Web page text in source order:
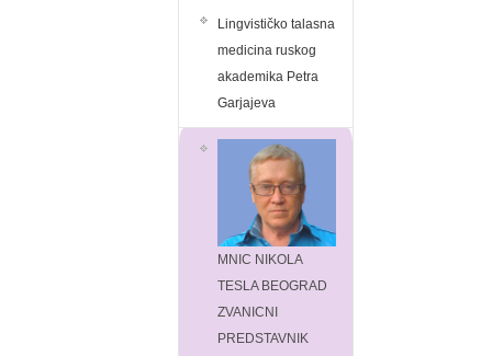
Lingvističko talasna
medicina ruskog
akademika Petra
Garjajeva
MNIC NIKOLA
TESLA BEOGRAD
ZVANICNI
PREDSTAVNIK